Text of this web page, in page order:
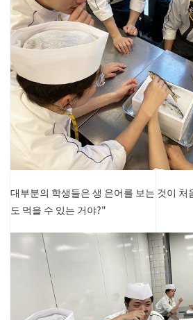
대부분의 학생들은 생 은어를 보는 것이
도 먹을 수 있는 거야?"